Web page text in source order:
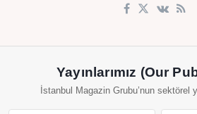
Yayınlarımız (Our
İstanbul Magazin Grubu’nun sektörel